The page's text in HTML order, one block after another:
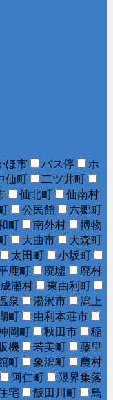
ほ市 バス停
ホ
仙町
二ツ井町
仙北町
仙南村
公民館
六郷町
町 南外村
博物
大曲市
大森町
太田町
小坂町
鹿町 廃墟
廃村
瀬村
東由利町
泉 湯沢市
潟上
町
由利本荘市
岡町 秋田市
稲
機 若美町
藤里
町 象潟町
農村
阿仁町
限界集落
宅 飯田川町
鳥